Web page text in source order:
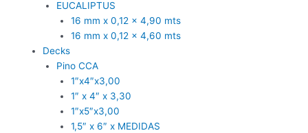
EUCALIPTUS
16 mm x 0,12 x 4,90 mts
16 mm x 0,12 x 4,60 mts
Decks
Pino CCA
1″x4″x3,00
1″ x 4″ x 3,30
1″x5″x3,00
1,5″ x 6″ x MEDIDAS